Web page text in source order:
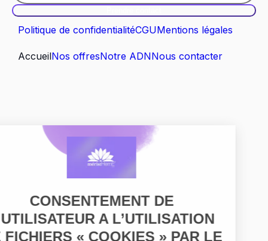
Politique de confidentialitéCGUMentions légales
AccueilNos offresNotre ADNNous contacter